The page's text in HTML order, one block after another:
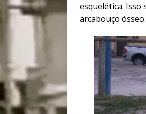
esquelética. Isso
arcabouço ósseo.